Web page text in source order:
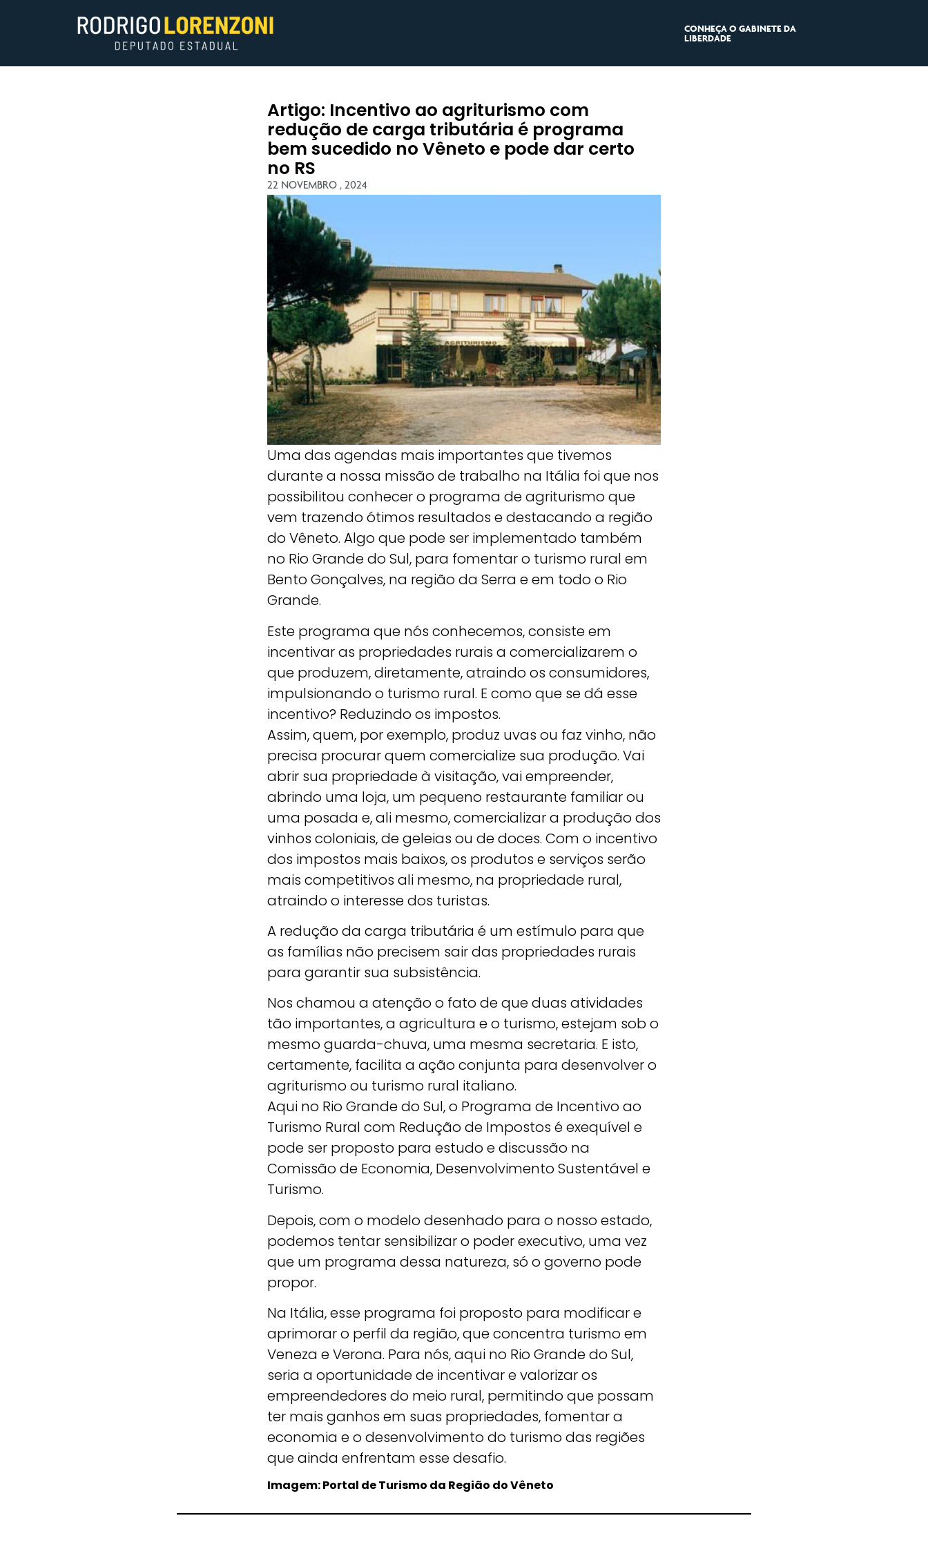
CONHEÇA O GABINETE DA
LIBERDADE
Artigo: Incentivo ao agriturismo com
redução de carga tributária é programa
bem sucedido no Vêneto e pode dar certo
no RS
22 NOVEMBRO , 2024
Uma das agendas mais importantes que tivemos
durante a nossa missão de trabalho na Itália foi que nos
possibilitou conhecer o programa de agriturismo que
vem trazendo ótimos resultados e destacando a região
do Vêneto. Algo que pode ser implementado também
no Rio Grande do Sul, para fomentar o turismo rural em
Bento Gonçalves, na região da Serra e em todo o Rio
Grande.
Este programa que nós conhecemos, consiste em
incentivar as propriedades rurais a comercializarem o
que produzem, diretamente, atraindo os consumidores,
impulsionando o turismo rural. E como que se dá esse
incentivo? Reduzindo os impostos.
Assim, quem, por exemplo, produz uvas ou faz vinho, não
precisa procurar quem comercialize sua produção. Vai
abrir sua propriedade à visitação, vai empreender,
abrindo uma loja, um pequeno restaurante familiar ou
uma posada e, ali mesmo, comercializar a produção dos
vinhos coloniais, de geleias ou de doces. Com o incentivo
dos impostos mais baixos, os produtos e serviços serão
mais competitivos ali mesmo, na propriedade rural,
atraindo o interesse dos turistas.
A redução da carga tributária é um estímulo para que
as famílias não precisem sair das propriedades rurais
para garantir sua subsistência.
Nos chamou a atenção o fato de que duas atividades
tão importantes, a agricultura e o turismo, estejam sob o
mesmo guarda-chuva, uma mesma secretaria. E isto,
certamente, facilita a ação conjunta para desenvolver o
agriturismo ou turismo rural italiano.
Aqui no Rio Grande do Sul, o Programa de Incentivo ao
Turismo Rural com Redução de Impostos é exequível e
pode ser proposto para estudo e discussão na
Comissão de Economia, Desenvolvimento Sustentável e
Turismo.
Depois, com o modelo desenhado para o nosso estado,
podemos tentar sensibilizar o poder executivo, uma vez
que um programa dessa natureza, só o governo pode
propor.
Na Itália, esse programa foi proposto para modificar e
aprimorar o perfil da região, que concentra turismo em
Veneza e Verona. Para nós, aqui no Rio Grande do Sul,
seria a oportunidade de incentivar e valorizar os
empreendedores do meio rural, permitindo que possam
ter mais ganhos em suas propriedades, fomentar a
economia e o desenvolvimento do turismo das regiões
que ainda enfrentam esse desafio.
Imagem: Portal de Turismo da Região do Vêneto